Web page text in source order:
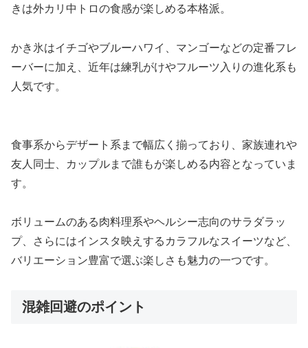
きは外カリ中トロの食感が楽しめる本格派。
かき氷はイチゴやブルーハワイ、マンゴーなどの定番フレ
ーバーに加え、近年は練乳がけやフルーツ入りの進化系も
人気です。
食事系からデザート系まで幅広く揃っており、家族連れや
友人同士、カップルまで誰もが楽しめる内容となっていま
す。
ボリュームのある肉料理系やヘルシー志向のサラダラッ
プ、さらにはインスタ映えするカラフルなスイーツなど、
バリエーション豊富で選ぶ楽しさも魅力の一つです。
混雑回避のポイント